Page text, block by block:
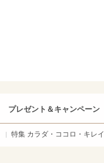
プレゼント＆キャンペーン
特集 カラダ・ココロ・キレイ